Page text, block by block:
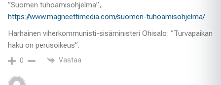
”Suomen tuhoamisohjelma”,
https://www.magneettimedia.com/suomen-tuhoamisohjelma/
Harhainen viherkommunisti-sisäministeri Ohisalo: ”Turvapaikan
haku on perusoikeus”.
0 Vastaa